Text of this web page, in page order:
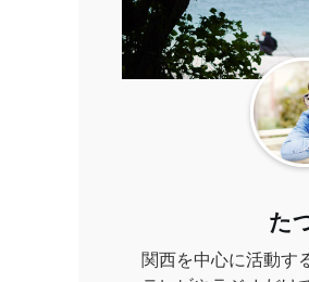
た
関西を中心に活動す